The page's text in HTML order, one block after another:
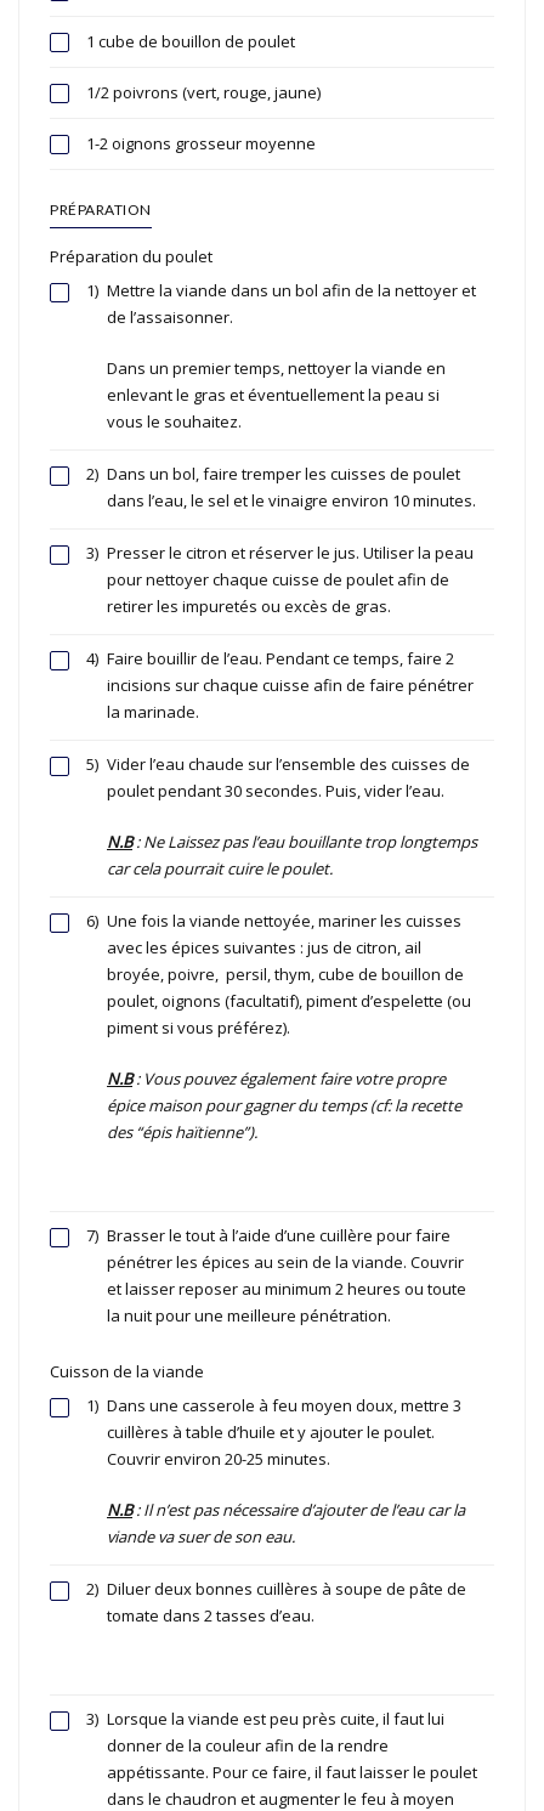
1 cube de bouillon de poulet
1/2 poivrons (vert, rouge, jaune)
1-2 oignons grosseur moyenne
PRÉPARATION
Préparation du poulet
1) Mettre la viande dans un bol afin de la nettoyer et
de l’assaisonner.
Dans un premier temps, nettoyer la viande en
enlevant le gras et éventuellement la peau si
vous le souhaitez.
2) Dans un bol, faire tremper les cuisses de poulet
dans l’eau, le sel et le vinaigre environ 10 minutes.
3) Presser le citron et réserver le jus. Utiliser la peau
pour nettoyer chaque cuisse de poulet afin de
retirer les impuretés ou excès de gras.
4) Faire bouillir de l’eau. Pendant ce temps, faire 2
incisions sur chaque cuisse afin de faire pénétrer
la marinade.
5) Vider l’eau chaude sur l’ensemble des cuisses de
poulet pendant 30 secondes. Puis, vider l’eau.
N.B : Ne Laissez pas l’eau bouillante trop longtemps
car cela pourrait cuire le poulet.
6) Une fois la viande nettoyée, mariner les cuisses
avec les épices suivantes : jus de citron, ail
broyée, poivre, persil, thym, cube de bouillon de
poulet, oignons (facultatif), piment d’espelette (ou
piment si vous préférez).
N.B : Vous pouvez également faire votre propre
épice maison pour gagner du temps (cf: la recette
des “épis haïtienne”).
7) Brasser le tout à l’aide d’une cuillère pour faire
pénétrer les épices au sein de la viande. Couvrir
et laisser reposer au minimum 2 heures ou toute
la nuit pour une meilleure pénétration.
Cuisson de la viande
1) Dans une casserole à feu moyen doux, mettre 3
cuillères à table d’huile et y ajouter le poulet.
Couvrir environ 20-25 minutes.
N.B : Il n’est pas nécessaire d’ajouter de l’eau car la
viande va suer de son eau.
2) Diluer deux bonnes cuillères à soupe de pâte de
tomate dans 2 tasses d’eau.
3) Lorsque la viande est peu près cuite, il faut lui
donner de la couleur afin de la rendre
appétissante. Pour ce faire, il faut laisser le poulet
dans le chaudron et augmenter le feu à moyen